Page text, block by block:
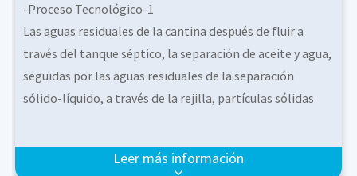
-Proceso Tecnológico-1
Las aguas residuales de la cantina después de fluir a
través del tanque séptico, la separación de aceite y agua,
seguidas por las aguas residuales de la separación
sólido-líquido, a través de la rejilla, partículas sólidas
El flotador intercepta en vivo (varios, la intercepción por
la rejilla debe limpiarse regularmente para evitar la
Leer más información